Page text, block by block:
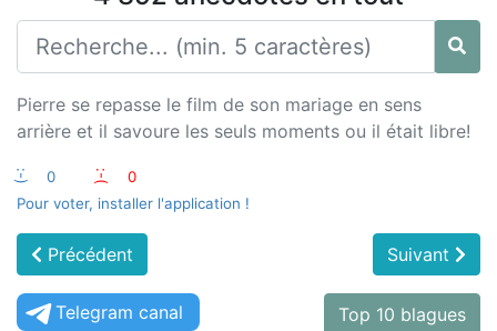
Pierre se repasse le film de son mariage en sens
arrière et il savoure les seuls moments ou il était libre!
:-) 0 :-(
0
Pour voter, installer l'application !
Précédent Suivant
Telegram canal Top 10 blagues